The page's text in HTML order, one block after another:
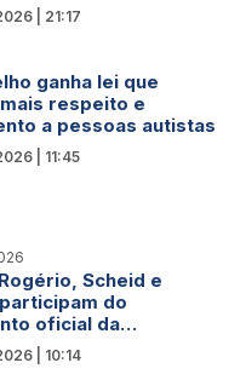
Rondônia
| 21:17
ganha lei que
respeito e
a pessoas autistas
| 11:45
Scheid e
do
oficial da
de Flávio Bolsonaro
“É hora de
| 10:14